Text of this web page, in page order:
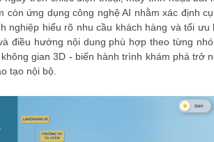
còn ứng dụng công nghệ AI nhằm xác định
nghiệp hiểu rõ nhu cầu khách hàng và tối
điều hướng nội dung phù hợp theo từng
gian 3D - biến hành trình khám phá trở
tạo nội bộ.